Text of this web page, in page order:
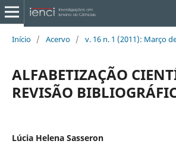
Início / Acervo / v. 16 n. 1 (2011): Março
ALFABETIZAÇÃO
REVISÃO
Lúcia Helena Sasseron